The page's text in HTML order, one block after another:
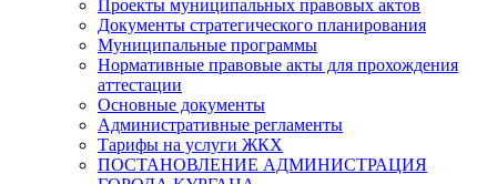
Проекты муниципальных правовых актов
Документы стратегического планирования
Муниципальные программы
Нормативные правовые акты для прохождения
аттестации
Основные документы
Административные регламенты
Тарифы на услуги ЖКХ
ПОСТАНОВЛЕНИЕ АДМИНИСТРАЦИЯ